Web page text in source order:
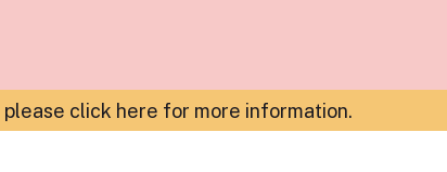
please click here for more information.